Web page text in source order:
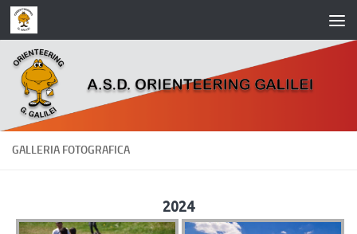
Salta al contenuto
GALLERIA FOTOGRAFICA
2024